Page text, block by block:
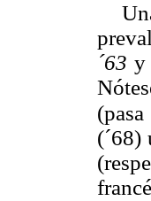
´63y
(´68)